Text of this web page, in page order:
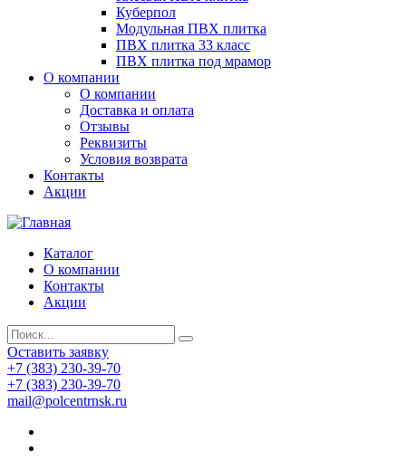
Куберпол
Модульная ПВХ плитка
ПВХ плитка 33 класс
ПВХ плитка под мрамор
О компании
О компании
Доставка и оплата
Отзывы
Реквизиты
Условия возврата
Контакты
Акции
Каталог
О компании
Контакты
Акции
Оставить заявку
+7 (383) 230-39-70
+7 (383) 230-39-70
mail@polcentrnsk.ru